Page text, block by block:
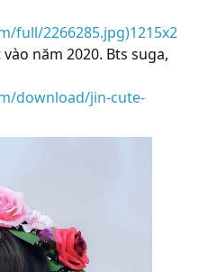
full/2266285.jpg)1215x2
năm 2020. Bts suga,
download/jin-cute-